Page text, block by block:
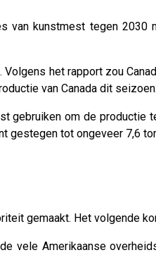
van kunstmest tegen
het rapport zou
van Canada dit seizoen.
om de productie
gestegen tot ongeveer 7,6
gemaakt. Het volgende
vele Amerikaanse